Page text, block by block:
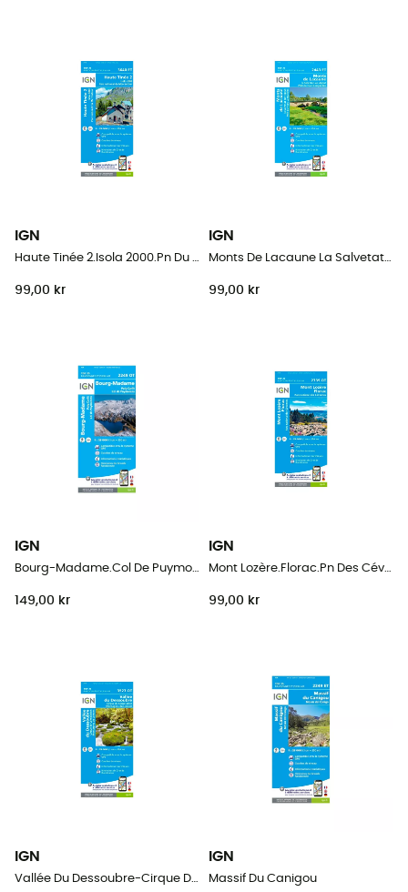
IGN
Haute Tinée 2.Isola 2000.Pn Du Mercantour
99,00 kr
IGN
Monts De Lacaune La Salvetat-Sur-Agout.Pnr Du Haut Languedoc
99,00 kr
IGN
Bourg-Madame.Col De Puymorens.Pic Carlit
149,00 kr
IGN
Mont Lozère.Florac.Pn Des Cévennes
99,00 kr
IGN
Vallée Du Dessoubre-Cirque De Consolation.Montagnes Du Lomont
IGN
Massif Du Canigou